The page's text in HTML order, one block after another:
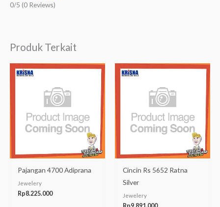
0/5 (0 Reviews)
Produk Terkait
Pajangan 4700 Adiprana
Jewelery
Rp8.225.000
Cincin Rs 5652 Ratna
Silver
Jewelery